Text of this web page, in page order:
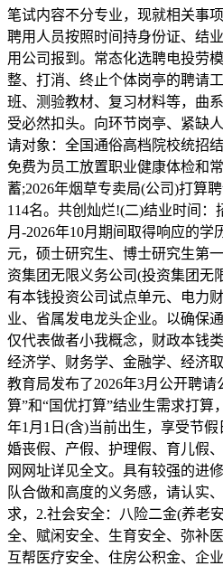
笔试内容不分专业，现就相关事
聘用人员按照时间持身份证、结
用公司报到。常态化选聘电投劳
整、打消、终止个体岗亭的聘请
班、测验教材、复习材料等，曲
受必然扣头。向环节岗亭、紧缺
请对象：全国通俗高档院校统招
免费为员工放置职业健康体检和
蓄;2026年烟草专卖局(公司)打算
114名。共创灿烂!(二)结业时间：
月-2026年10月期间取得响应的学
元，硕士研究生、博士研究生第
资集团无限义务公司(投资集团无
有本钱投资公司试点单元、电力
业、省属发电龙头企业。以确保
仅代表做者小我概念，财政本钱
经济学、财务学、金融学、经济
教育局发布了2026年3月公开聘
算”和“国优打算”结业生需求打算
年1月1日(含)当前出生，享受节假
婚丧假、产假、护理假、育儿假
网网址详见全文。具有较强的进
队合做和高度的义务感，请认实
求，2.社会安全：八险二金(养老
全、赋闲安全、生育安全、弥补
互帮医疗安全、住房公积金、企